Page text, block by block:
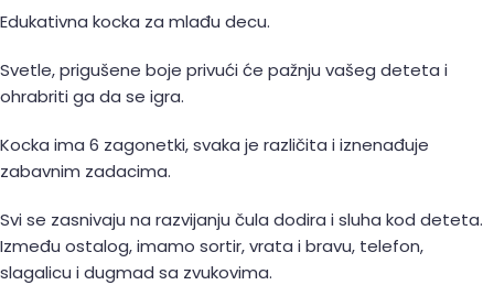
Edukativna kocka za mlađu decu.
Svetle, prigušene boje privući će pažnju vašeg deteta i
ohrabriti ga da se igra.
Kocka ima 6 zagonetki, svaka je različita i iznenađuje
zabavnim zadacima.
Svi se zasnivaju na razvijanju čula dodira i sluha kod deteta.
Između ostalog, imamo sortir, vrata i bravu, telefon,
slagalicu i dugmad sa zvukovima.